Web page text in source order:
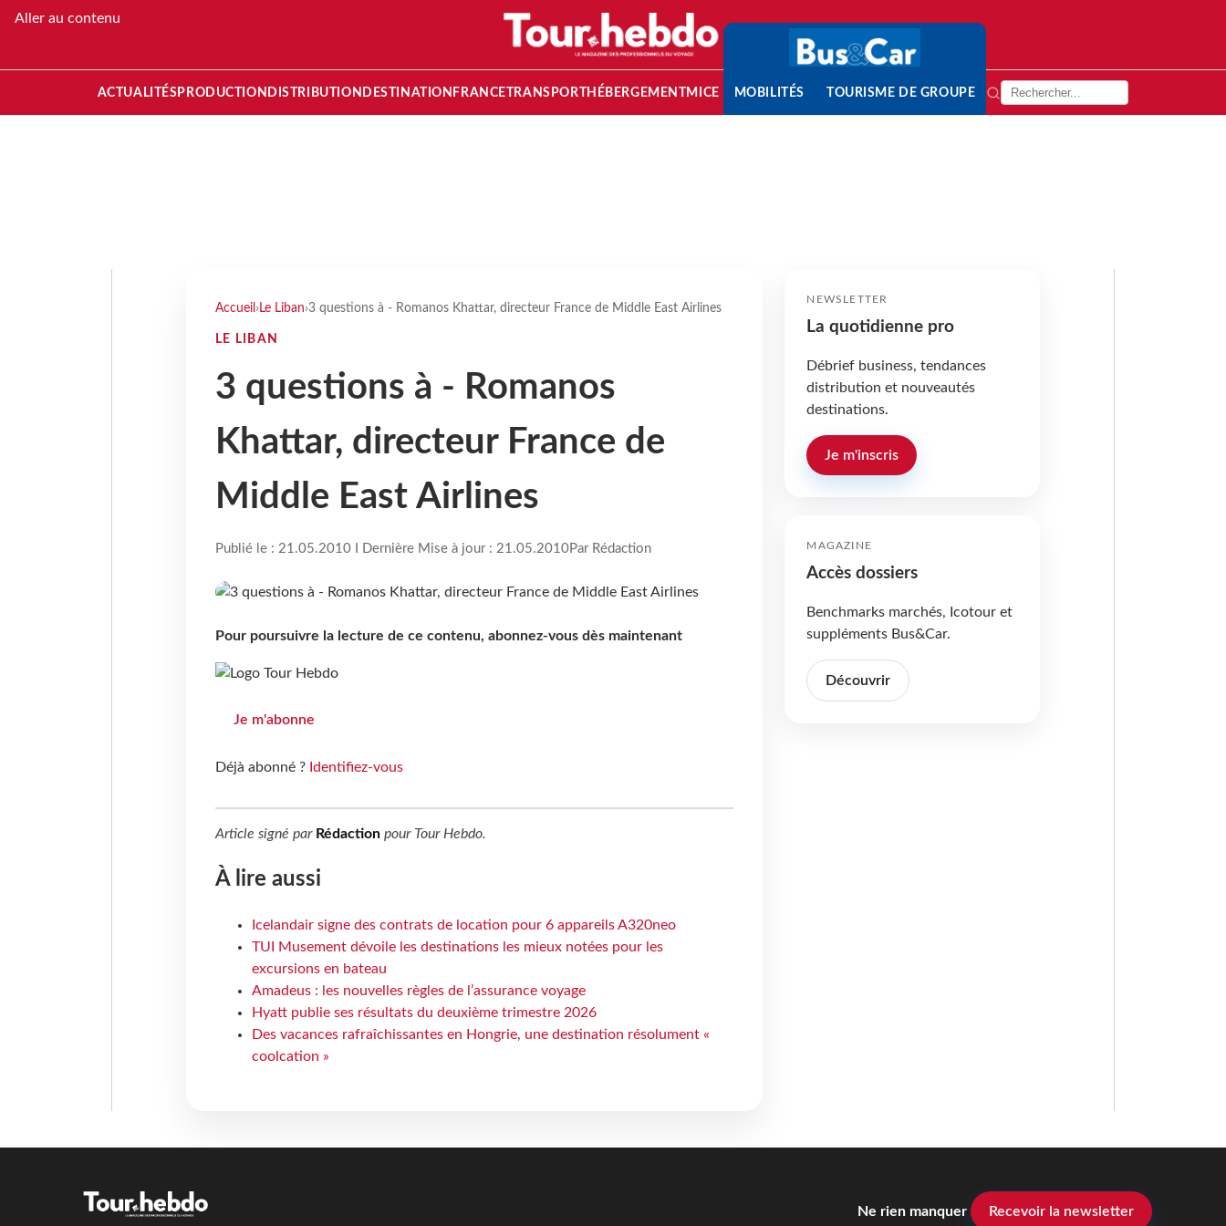
Aller au contenu
ACTUALITÉS PRODUCTION DISTRIBUTION DESTINATION FRANCETRANSPORT HÉBERGEMENTMICE MOBILITÉS TOURISME DE GROUPE
Accueil › Le Liban›3 questions à - Romanos Khattar, directeur France de Middle East Airlines
LE LIBAN
3 questions à - Romanos
Khattar, directeur France de
Middle East Airlines
Publié le : 21.05.2010 I Dernière Mise à jour : 21.05.2010Par Rédaction
Pour poursuivre la lecture de ce contenu, abonnez-vous dès maintenant
Je m'abonne
Déjà abonné ? Identifiez-vous
Article signé par Rédactionpour Tour Hebdo.
À lire aussi
Icelandair signe des contrats de location pour 6 appareils A320neo
TUI Musement dévoile les destinations les mieux notées pour les
excursions en bateau
Amadeus : les nouvelles règles de l’assurance voyage
Hyatt publie ses résultats du deuxième trimestre 2026
Des vacances rafraîchissantes en Hongrie, une destination résolument «
coolcation »
NEWSLETTER
La quotidienne pro
Débrief business, tendances
distribution et nouveautés
destinations.
Je m'inscris
MAGAZINE
Accès dossiers
Benchmarks marchés, Icotour et
suppléments Bus&Car.
Découvrir
Ne rien manquer Recevoir la newsletter